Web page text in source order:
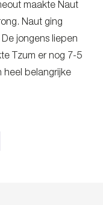
maakte Naut
Naut ging
jongens liepen
Tzum er nog 7-5
heel belangrijke